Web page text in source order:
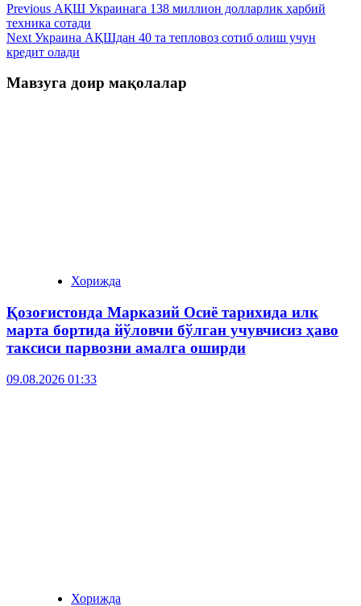
Previous АҚШ Украинага 138 миллион долларлик ҳарбий
техника сотади
Next Украина АҚШдан 40 та тепловоз сотиб олиш учун
кредит олади
Мавзуга доир мақолалар
Хорижда
Қозоғистонда Марказий Осиё тарихида илк
марта бортида йўловчи бўлган учувчисиз ҳаво
таксиси парвозни амалга оширди
09.08.2026 01:33
Хорижда